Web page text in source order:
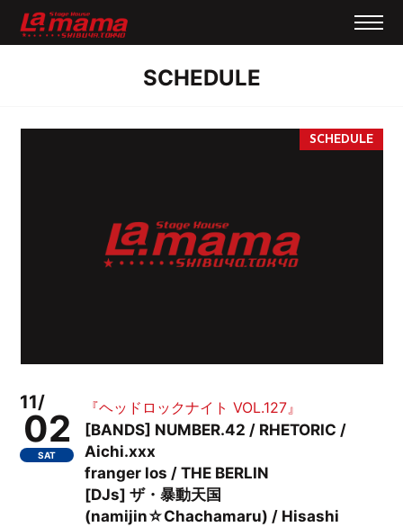
SCHEDULE
11/
02
SAT
『ヘッドロックナイト VOL.127』
[BANDS] NUMBER.42 / RHETORIC /
Aichi.xxx
franger los / THE BERLIN
[DJs] ザ・暴動天国
(namijin☆Chachamaru) / Hisashi